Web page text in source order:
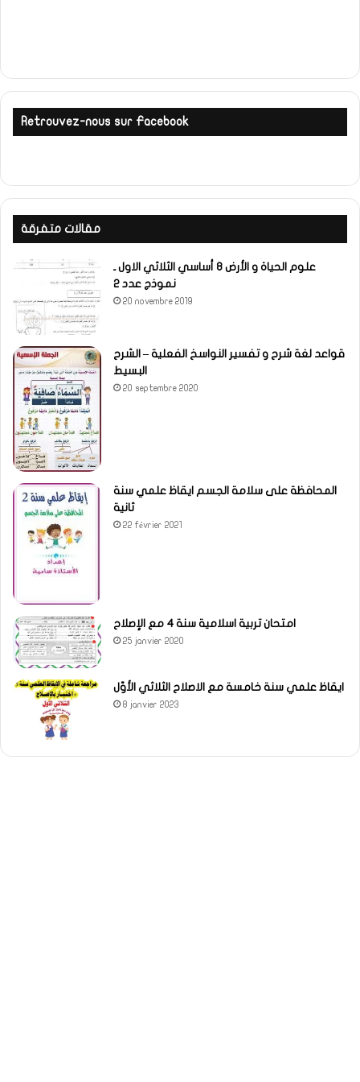
Retrouvez-nous sur Facebook
مقالات متفرقة
علوم الحياة و الأرض 8 أساسي الثلاثي الاول ـ
نموذج عدد 2
20 novembre 2019
قواعد لغة شرح و تفسير النواسخ الفعلية – الشرح
البسيط
20 septembre 2020
المحافظة على سلامة الجسم ايقاظ علمي سنة
ثانية
22 février 2021
امتحان تربية اسلامية سنة 4 مع الإصلاح
25 janvier 2020
ايقاظ علمي سنة خامسة مع الاصلاح الثلاثي الأوّل
8 janvier 2023